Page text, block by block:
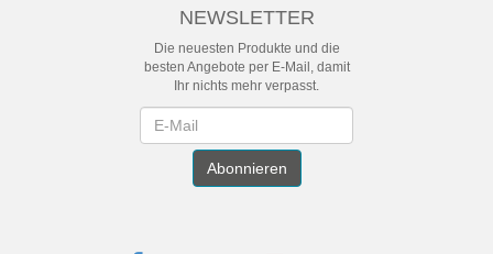
NEWSLETTER
Die neuesten Produkte und die
besten Angebote per E-Mail, damit
Ihr nichts mehr verpasst.
Abonnieren